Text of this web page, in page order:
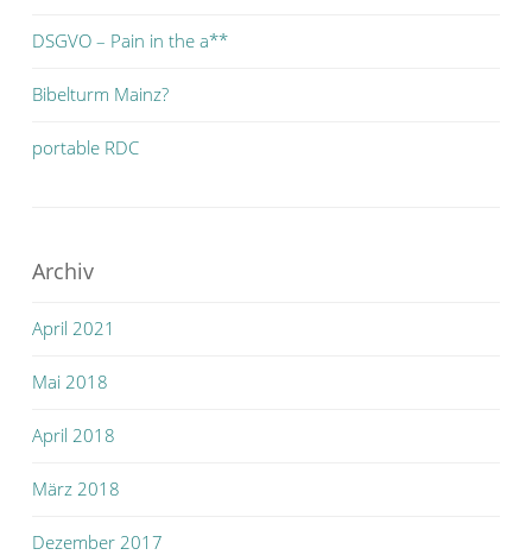
DSGVO – Pain in the a**
Bibelturm Mainz?
portable RDC
Archiv
April 2021
Mai 2018
April 2018
März 2018
Dezember 2017